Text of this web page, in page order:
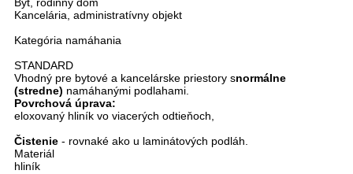
Byt, rodinný dom
Kancelária, administratívny objekt
Kategória namáhania
STANDARD
Vhodný pre bytové a kancelárske priestory snormálne
(stredne) namáhanými podlahami.
Povrchová úprava:
eloxovaný hliník vo viacerých odtieňoch,
Čistenie - rovnaké ako u laminátových podláh.
Materiál
hliník